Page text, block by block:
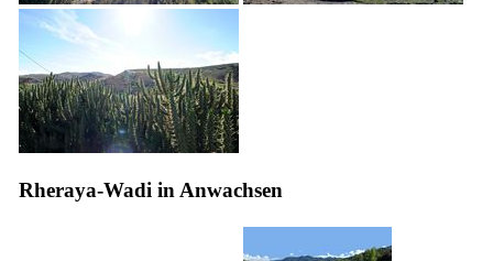
Rheraya-Wadi in Anwachsen